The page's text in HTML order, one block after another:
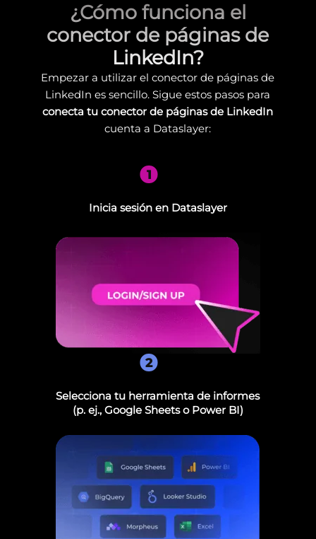
¿Cómo funciona el
conector de páginas de
LinkedIn?
Empezar a utilizar el conector de páginas de
LinkedIn es sencillo. Sigue estos pasos para
conecta tu conector de páginas de LinkedIn
cuenta a Dataslayer:
1
Inicia sesión en Dataslayer
Selecciona tu herramienta de informes
(p. ej., Google Sheets o Power BI)
2